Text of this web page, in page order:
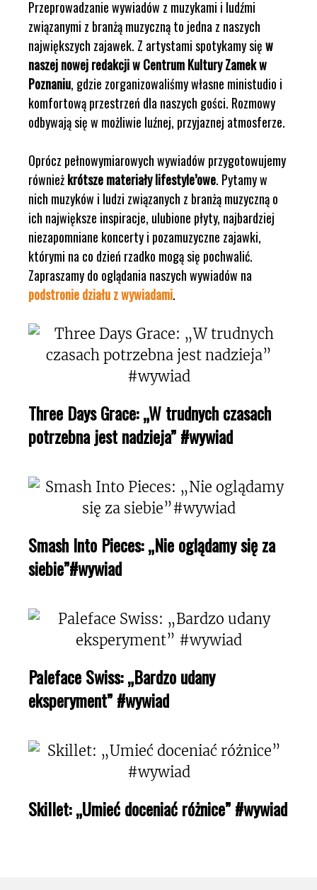
Przeprowadzanie wywiadów z muzykami i ludźmi
związanymi z branżą muzyczną to jedna z naszych
największych zajawek. Z artystami spotykamy sięw
naszej nowej redakcji w Centrum Kultury Zamek w
Poznaniu, gdzie zorganizowaliśmy własne ministudio i
komfortową przestrzeń dla naszych gości. Rozmowy
odbywają się w możliwie luźnej, przyjaznej atmosferze.
Oprócz pełnowymiarowych wywiadów przygotowujemy
równieżkrótsze materiały lifestyle’owe. Pytamy w
nich muzyków i ludzi związanych z branżą muzyczną o
ich największe inspiracje, ulubione płyty, najbardziej
niezapomniane koncerty i pozamuzyczne zajawki,
którymi na co dzień rzadko mogą się pochwalić.
Zapraszamy do oglądania naszych wywiadów na
podstronie działu z wywiadami.
Three Days Grace: „W trudnych czasach
potrzebna jest nadzieja” #wywiad
Smash Into Pieces: „Nie oglądamy się za
siebie”#wywiad
Paleface Swiss: „Bardzo udany
eksperyment” #wywiad
Skillet: „Umieć doceniać różnice” #wywiad